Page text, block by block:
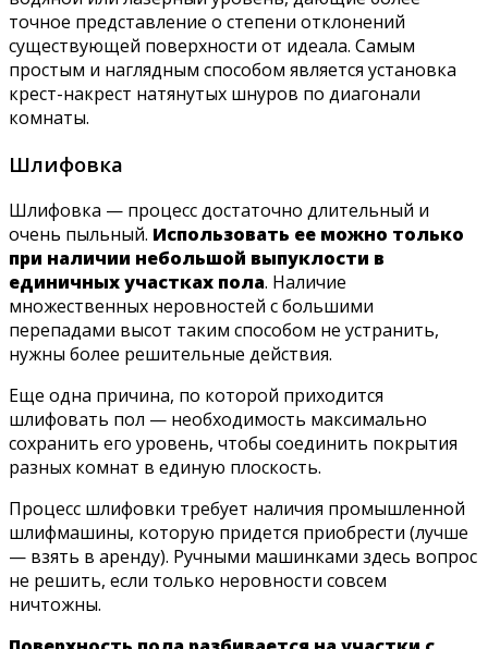
точное представление о степени отклонений
существующей поверхности от идеала. Самым
простым и наглядным способом является установка
крест-накрест натянутых шнуров по диагонали
комнаты.
Шлифовка
Шлифовка — процесс достаточно длительный и
очень пыльный. Использовать ее можно только
при наличии небольшой выпуклости в
единичных участках пола. Наличие
множественных неровностей с большими
перепадами высот таким способом не устранить,
нужны более решительные действия.
Еще одна причина, по которой приходится
шлифовать пол — необходимость максимально
сохранить его уровень, чтобы соединить покрытия
разных комнат в единую плоскость.
Процесс шлифовки требует наличия промышленной
шлифмашины, которую придется приобрести (лучше
— взять в аренду). Ручными машинками здесь вопрос
не решить, если только неровности совсем
ничтожны.